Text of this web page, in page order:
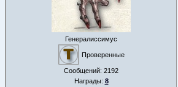
Генералиссимус
Проверенные
Сообщений: 2192
Награды: 8